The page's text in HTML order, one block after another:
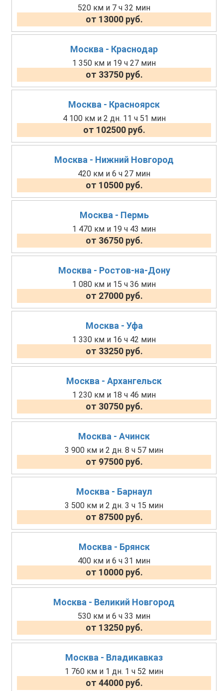
520 км и 7 ч 32 мин
от 13000 руб.
Москва - Краснодар
1 350 км и 19 ч 27 мин
от 33750 руб.
Москва - Красноярск
4 100 км и 2 дн. 11 ч 51 мин
от 102500 руб.
Москва - Нижний Новгород
420 км и 6 ч 27 мин
от 10500 руб.
Москва - Пермь
1 470 км и 19 ч 43 мин
от 36750 руб.
Москва - Ростов-на-Дону
1 080 км и 15 ч 36 мин
от 27000 руб.
Москва - Уфа
1 330 км и 16 ч 42 мин
от 33250 руб.
Москва - Архангельск
1 230 км и 18 ч 46 мин
от 30750 руб.
Москва - Ачинск
3 900 км и 2 дн. 8 ч 57 мин
от 97500 руб.
Москва - Барнаул
3 500 км и 2 дн. 3 ч 15 мин
от 87500 руб.
Москва - Брянск
400 км и 6 ч 31 мин
от 10000 руб.
Москва - Великий Новгород
530 км и 6 ч 33 мин
от 13250 руб.
Москва - Владикавказ
1 760 км и 1 дн. 1 ч 52 мин
от 44000 руб.